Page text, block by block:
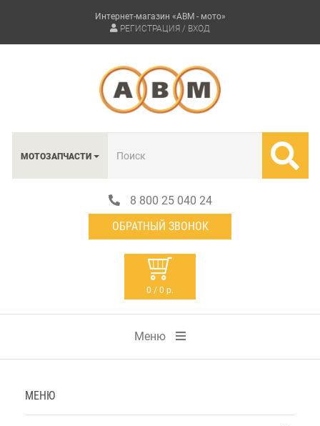
Интернет-магазин «АВМ - мото»
РЕГИСТРАЦИЯ / ВХОД
МОТОЗАПЧАСТИ
8 800 25 040 24
ОБРАТНЫЙ ЗВОНОК
0 / 0 р.
Меню
МЕНЮ